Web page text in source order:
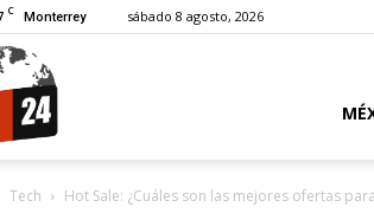
C Monterrey sábado 8 agosto, 2026
Tech Hot Sale: ¿Cuáles son las mejores ofertas